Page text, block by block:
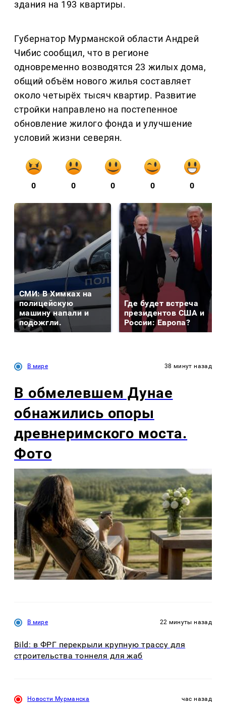
здания на 193 квартиры.
Губернатор Мурманской области Андрей
Чибис сообщил, что в регионе
одновременно возводятся 23 жилых дома,
общий объём нового жилья составляет
около четырёх тысяч квартир. Развитие
стройки направлено на постепенное
обновление жилого фонда и улучшение
условий жизни северян.
0 0 0 0 0
СМИ: В Химках на
полицейскую
машину напали и
подожгли.
Где будет встреча
президентов США и
России: Европа?
В мире 38 минут назад
В обмелевшем Дунае
обнажились опоры
древнеримского моста.
Фото
В мире 22 минуты назад
Bild: в ФРГ перекрыли крупную трассу для
строительства тоннеля для жаб
Новости Мурманска час назад